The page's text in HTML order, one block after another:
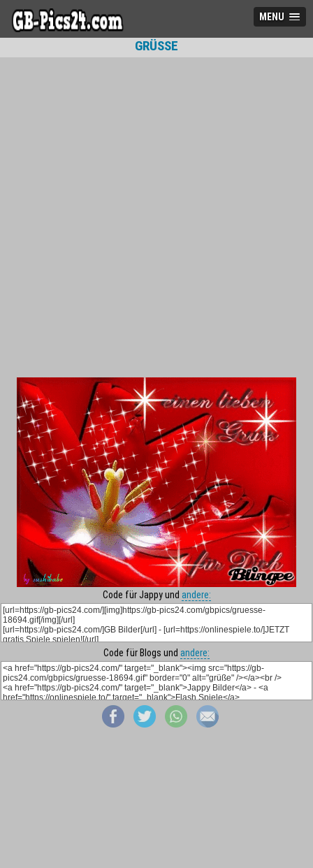
MENU
GRÜSSE
Code für Jappy und andere:
Code für Blogs und andere: